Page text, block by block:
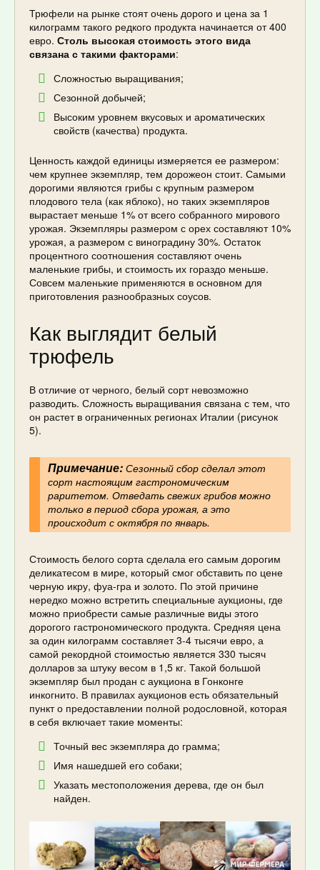
Трюфели на рынке стоят очень дорого и цена за 1
килограмм такого редкого продукта начинается от 400
евро. Столь высокая стоимость этого вида
связана с такими факторами:
Сложностью выращивания;
Сезонной добычей;
Высоким уровнем вкусовых и ароматических
свойств (качества) продукта.
Ценность каждой единицы измеряется ее размером:
чем крупнее экземпляр, тем дорожеон стоит. Самыми
дорогими являются грибы с крупным размером
плодового тела (как яблоко), но таких экземпляров
вырастает меньше 1% от всего собранного мирового
урожая. Экземпляры размером с орех составляют 10%
урожая, а размером с виноградину 30%. Остаток
процентного соотношения составляют очень
маленькие грибы, и стоимость их гораздо меньше.
Совсем маленькие применяются в основном для
приготовления разнообразных соусов.
Как выглядит белый
трюфель
В отличие от черного, белый сорт невозможно
разводить. Сложность выращивания связана с тем, что
он растет в ограниченных регионах Италии (рисунок
5).
Примечание:Сезонный сбор сделал этот
сорт настоящим гастрономическим
раритетом. Отведать свежих грибов можно
только в период сбора урожая, а это
происходит с октября по январь.
Стоимость белого сорта сделала его самым дорогим
деликатесом в мире, который смог обставить по цене
черную икру, фуа-гра и золото. По этой причине
нередко можно встретить специальные аукционы, где
можно приобрести самые различные виды этого
дорогого гастрономического продукта. Средняя цена
за один килограмм составляет 3-4 тысячи евро, а
самой рекордной стоимостью является 330 тысяч
долларов за штуку весом в 1,5 кг. Такой большой
экземпляр был продан с аукциона в Гонконге
инкогнито. В правилах аукционов есть обязательный
пункт о предоставлении полной родословной, которая
в себя включает такие моменты:
Точный вес экземпляра до грамма;
Имя нашедшей его собаки;
Указать местоположения дерева, где он был
найден.